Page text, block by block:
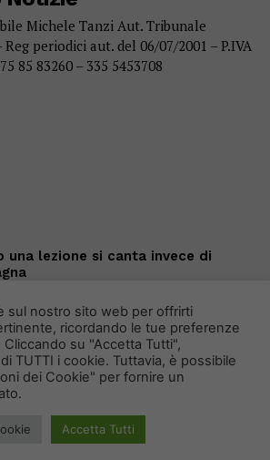
Michele Tanzi Aut. Tribunale
periodici aut. del 06/07/2001 – P.IVA
85 83260 – 335 5453708
una lezione si canta invece di
2024 Primo Piano Notizie
sul nostro sito web per offrirti
ricordando le tue preferenze
su "Accetta Tutti",
TUTTI i cookie. Tuttavia, è possibile
dei Cookie" per fornire un
Accetta Tutti